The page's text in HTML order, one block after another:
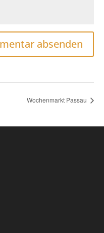
Wochenmarkt Passau